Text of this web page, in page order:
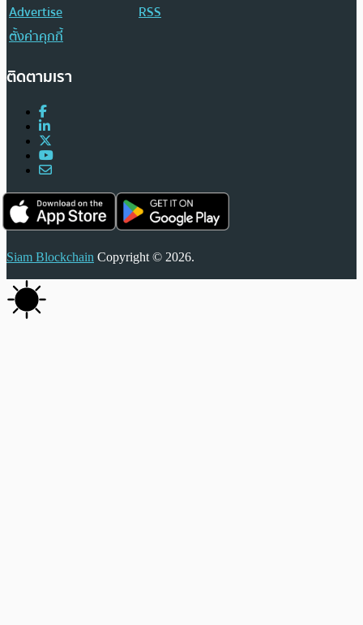
Advertise
RSS
ตั้งค่าคุกกี้
ติดตามเรา
Siam Blockchain Copyright © 2026.